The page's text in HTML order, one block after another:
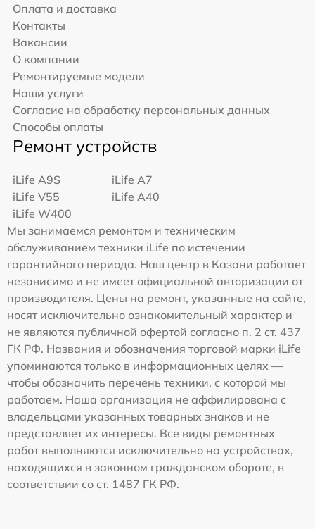
Оплата и доставка
Контакты
Вакансии
О компании
Ремонтируемые модели
Наши услуги
Согласие на обработку персональных данных
Способы оплаты
Ремонт устройств
iLife A9S
iLife A7
iLife V55
iLife A40
iLife W400
Мы занимаемся ремонтом и техническим
обслуживанием техники iLife по истечении
гарантийного периода. Наш центр в Казани работает
независимо и не имеет официальной авторизации от
производителя. Цены на ремонт, указанные на сайте,
носят исключительно ознакомительный характер и
не являются публичной офертой согласно п. 2 ст. 437
ГК РФ. Названия и обозначения торговой марки iLife
упоминаются только в информационных целях —
чтобы обозначить перечень техники, с которой мы
работаем. Наша организация не аффилирована с
владельцами указанных товарных знаков и не
представляет их интересы. Все виды ремонтных
работ выполняются исключительно на устройствах,
находящихся в законном гражданском обороте, в
соответствии со ст. 1487 ГК РФ.